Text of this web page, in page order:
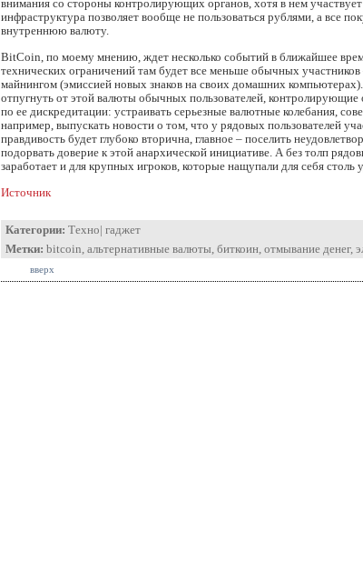
внимания со стороны контролирующих органов, хотя в нем
инфраструктура позволяет вообще не пользоваться рублями, а все
внутреннюю валюту.
BitСoin, по моему мнению, ждет несколько событий в ближайшее
технических ограничений там будет все меньше обычных
майнингом (эмиссией новых знаков на своих домашних
отпугнуть от этой валюты обычных пользователей,
по ее дискредитации: устраивать серьезные валютные колебания,
например, выпускать новости о том, что у рядовых пользователей
правдивость будет глубоко вторична, главное – поселить
подорвать доверие к этой анархической инициативе. А без толп
заработает и для крупных игроков, которые нащупали для себя столь
Источник
Категории: Техно| гаджет
Метки: bitcoin, альтернативные валюты, биткоин, отмывание денег,
вверх